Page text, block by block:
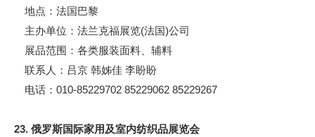
地点：法国巴黎
主办单位：法兰克福展览(法国)公司
展品范围：各类服装面料、辅料
联系人：吕京 韩姊佳 李盼盼
电话：010-85229702 85229062 85229267
23. 俄罗斯国际家用及室内纺织品展览会